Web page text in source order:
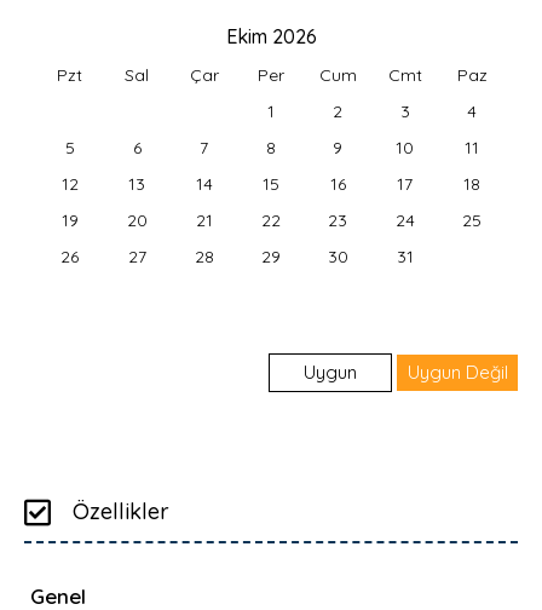
Ekim 2026
Pzt Sal Çar Per Cum Cmt
Paz
1
2 3
4
5
6 7 8 9 10
11
12
13 14 15 16 17
18
19
20 21 22 23 24
25
26
27 28 29 30 31
Uygun Uygun Değil
Özellikler
Genel